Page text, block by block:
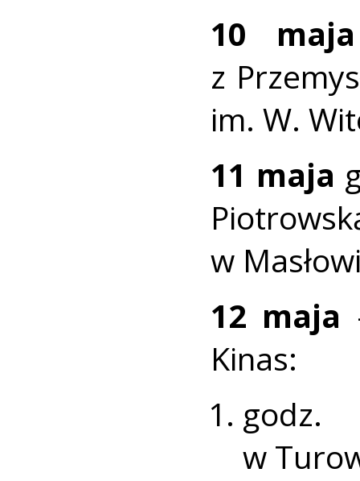
10 maja
z
im. W.
11 maja
w
12 maja
Kinas:
godz.
w